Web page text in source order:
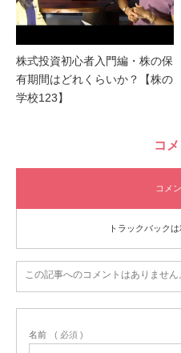
株式投資初心者入門編・株の保
有期間はどれくらいか？【株の
学校123】
コ
コメ
トラックバック
この記事へのコメントはありません
名前 ( 必須 )